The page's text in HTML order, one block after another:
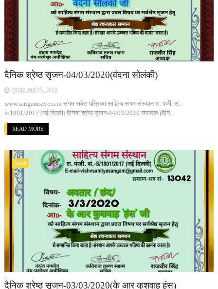
दैनिक श्रेष्ठ सृजन-04/03/2020(वंदना सोलंकी)
गुरुवार, मार्च 05, 2020
www.sangamsavera.in संगम सवेरा पत्रिका साहित्य संगम संस्थान रा. पंजी. सं.-
S/1801/2017 (नई दिल्ली) दैनिक श्रेष्ठ सृजन-04/03/2020 संपादक (दैनि...
READ MORE
कविता
दैनिक श्रेष्ठ सृजन-03/03/2020(के आर कुशवाह हंस)